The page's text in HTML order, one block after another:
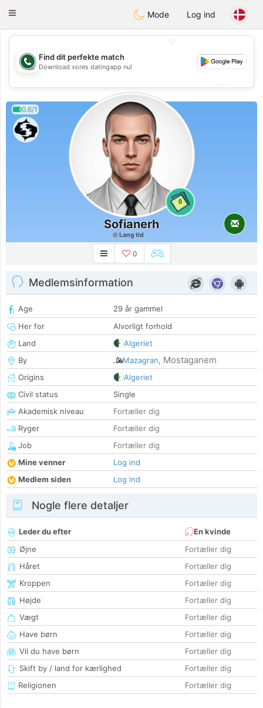
Weshrak
Toggle
Mode Log ind
💖
💕
Find dit perfekte match
Download vores datingapp nu!
0.6/1
0
Sofianerh
Lang tid
0
Medlemsinformation
Age
29 år gammel
Her for
Alvorligt forhold
Land
Algeriet
By
Mazagran, Mostaganem
Origins
Algeriet
Civil status
Single
Akademisk niveau
Fortæller dig
Ryger
Fortæller dig
Job
Fortæller dig
Mine venner
Log ind
Medlem siden
Log ind
Nogle flere detaljer
Leder du efter
En kvinde
Øjne
Fortæller dig
Håret
Fortæller dig
Kroppen
Fortæller dig
Højde
Fortæller dig
Vægt
Fortæller dig
Have børn
Fortæller dig
Vil du have børn
Fortæller dig
Skift by / land for kærlighed
Fortæller dig
Religionen
Fortæller dig